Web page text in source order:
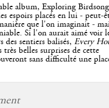
album, Exploring Birdsong
espoirs placés en lui - peut-
que l'on imaginait -
Si l'on aurait aimé voir
sentiers balisés, Every
belles surprises de cette
sans difficulté une